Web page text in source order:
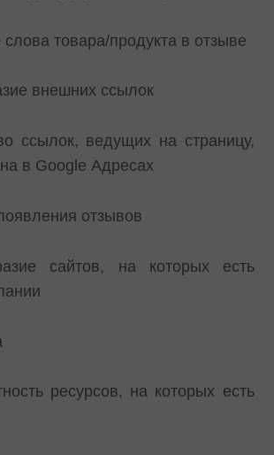
товара/продукта в отзыве
внешних ссылок
ссылок, ведущих на страницу,
в Google Адресах
отзывов
сайтов, на которых есть
ресурсов, на которых есть